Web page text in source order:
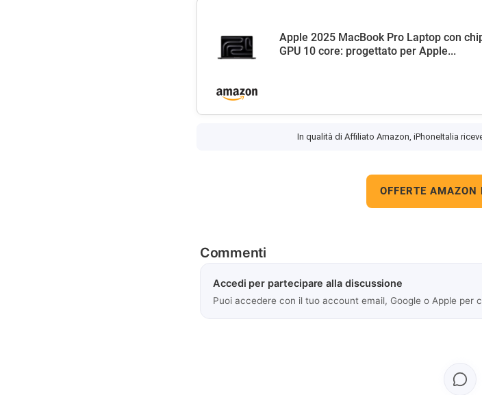
Apple 2025 MacBook Pro Laptop con
GPU 10 core: progettato per Apple...
In qualità di Affiliato Amazon, iPhoneItalia
OFFERTE AMAZON
Commenti
Accedi per partecipare alla discussione
Puoi accedere con il tuo account email, Google o Apple per